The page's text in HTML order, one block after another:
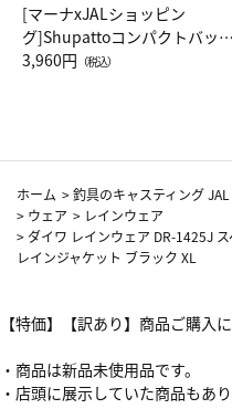
[マーナxJALショッピン
グ]Shupattoコンパクトバッグ
Drop JAL客室乗務員（LC）ス
3,960円 （税込）
ホーム >釣具のキャスティング
> ウェア > レインウェア
> ダイワ レインウェア DR-1425J
レインジャケット ブラック XL
【特価】【訳あり】商品ご購入
・商品は新品未使用品です。
・店頭に展示していた商品もあ